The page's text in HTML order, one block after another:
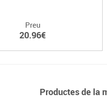
Preu
20.96€
Productes de la